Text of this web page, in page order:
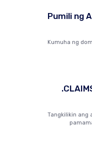
Pumili ng
Kumuha ng
Tangkilikin ang